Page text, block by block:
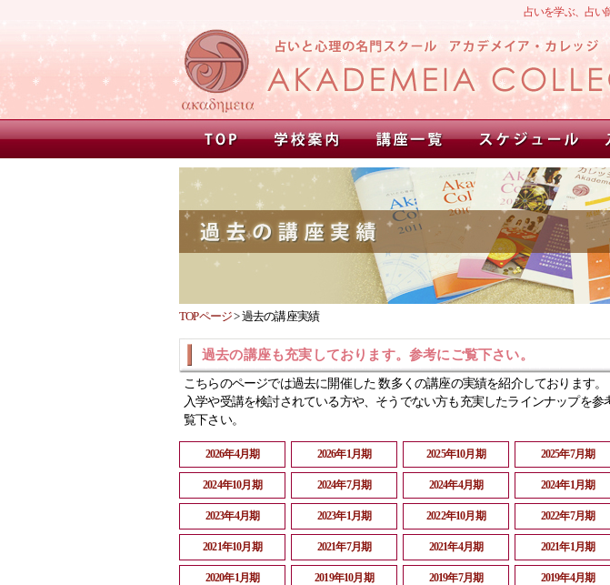
占いを学ぶ、占い
TOPページ>過去の講座実績
過去の講座も充実しております。参考にご覧下さい。
こちらのページでは過去に開催した 数多くの講座の実績を紹介しております。
入学や受講を検討されている方や、そうでない方も充実したラインナップを参
覧下さい。
2026年4月期 2026年1月期 2025年10月期 2025年7月期
2024年10月期 2024年7月期 2024年4月期 2024年1月期
2023年4月期 2023年1月期 2022年10月期 2022年7月期
2021年10月期 2021年7月期 2021年4月期 2021年1月期
2020年1月期 2019年10月期 2019年7月期 2019年4月期